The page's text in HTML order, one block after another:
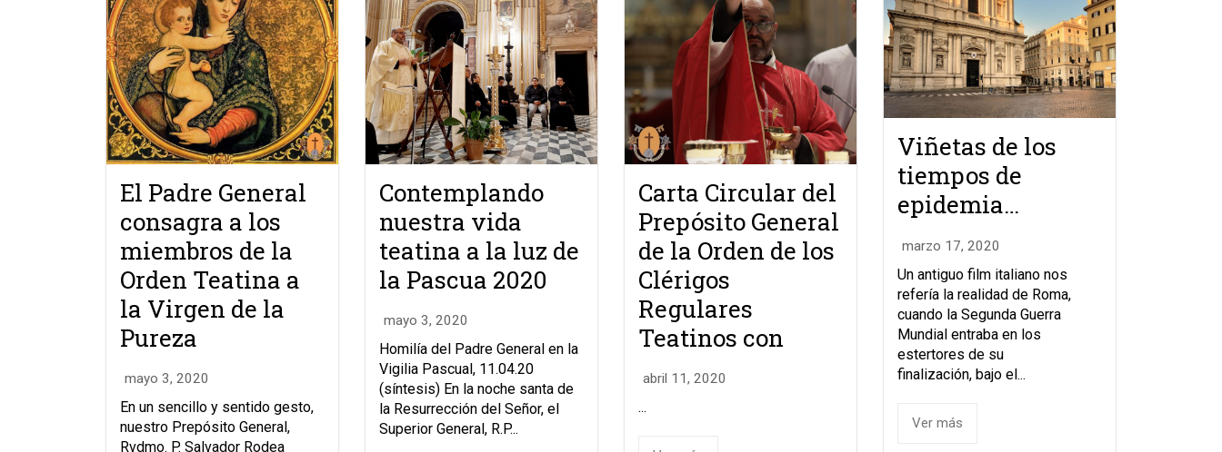
El Padre General
consagra a los
miembros de la
Orden Teatina a
la Virgen de la
Pureza
mayo 3, 2020
En un sencillo y sentido gesto,
nuestro Prepósito General,
Rvdmo. P. Salvador Rodea
Contemplando
nuestra vida
teatina a la luz de
la Pascua 2020
mayo 3, 2020
Homilía del Padre General en la
Vigilia Pascual, 11.04.20
(síntesis) En la noche santa de
la Resurrección del Señor, el
Superior General, R.P...
Carta Circular del
Prepósito General
de la Orden de los
Clérigos
Regulares
Teatinos con
abril 11, 2020
...
Viñetas de los
tiempos de
epidemia…
marzo 17, 2020
Un antiguo film italiano nos
refería la realidad de Roma,
cuando la Segunda Guerra
Mundial entraba en los
estertores de su
finalización, bajo el...
Ver más